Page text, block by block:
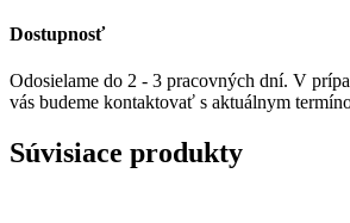
Dostupnosť
Odosielame do 2 - 3 pracovných dní. V
vás budeme kontaktovať s aktuálnym
Súvisiace produkty